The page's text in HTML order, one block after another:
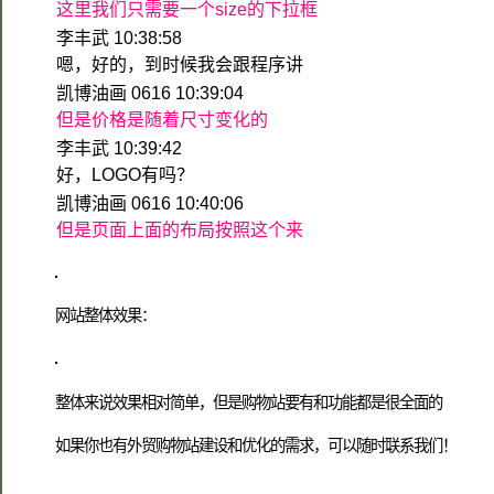
这里我们只需要一个size的下拉框
李丰武 10:38:58
嗯，好的，到时候我会跟程序讲
凯博油画 0616 10:39:04
但是价格是随着尺寸变化的
李丰武 10:39:42
好，LOGO有吗？
凯博油画 0616 10:40:06
但是页面上面的布局按照这个来
网站整体效果：
整体来说效果相对简单，但是购物站要有和功能都是很全面的
如果你也有外贸购物站建设和优化的需求，可以随时联系我们！